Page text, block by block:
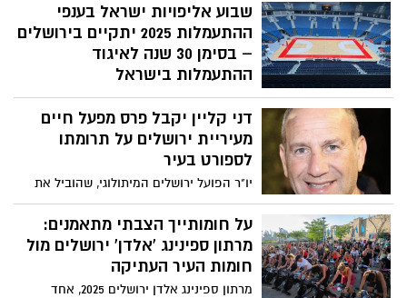
בארץ, שישמש את הטניסאים הירושלמים
ויהווה מגרש מרכזי לאירוח אירועי טניס
ארציים ובינלאומיים
שבוע אליפויות ישראל בענפי
ההתעמלות 2025 יתקיים בירושלים
– בסימן 30 שנה לאיגוד
ההתעמלות בישראל
איגוד ההתעמלות בישראל מודיע כי שבוע
אליפויות ישראל בענפי ההתעמלות יתקיים בין
התאריכים 6–11 ביולי 2025, ב"היכל הפיס
ארנה" בירושלים. הכניסה לקהל הרחב
דני קליין יקבל פרס מפעל חיים
מעיריית ירושלים על תרומתו
לספורט בעיר
יו"ר הפועל ירושלים המיתולוגי, שהוביל את
הקבוצה במשך שני עשורים והכניס אותה ללב
הכדורסל הישראלי, יקבל הוקרה על פועלו
באירוע הסטריטבול השנתי בכיכר ספרא
על חומותייך הצבתי מתאמנים:
מרתון ספינינג 'אלדן' ירושלים מול
חומות העיר העתיקה
מרתון ספינינג אלדן ירושלים 2025, אחד